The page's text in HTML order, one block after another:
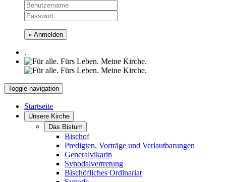
» Anmelden
.
Toggle navigation
Startseite
Unsere Kirche
Das Bistum
Bischof
Predigten, Vorträge und Verlautbarungen
Generalvikarin
Synodalvertretung
Bischöfliches Ordinariat